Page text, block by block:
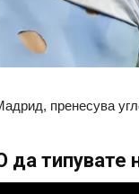
пренесува
типувате